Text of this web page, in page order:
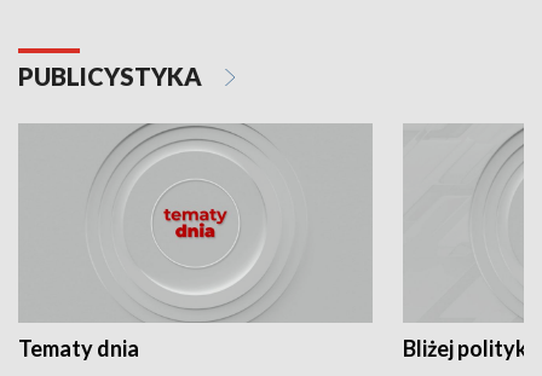
PUBLICYSTYKA
Tematy dnia Bliżej polityki